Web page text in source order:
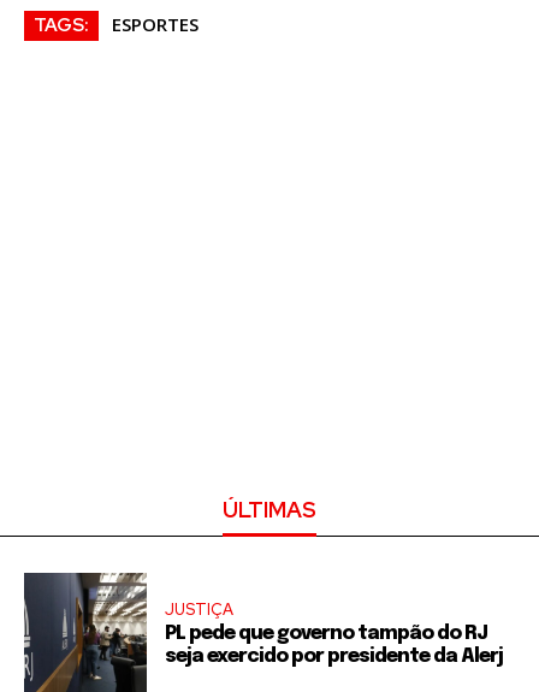
TAGS: ESPORTES
ÚLTIMAS
JUSTIÇA
PL pede que governo tampão do RJ
seja exercido por presidente da Alerj